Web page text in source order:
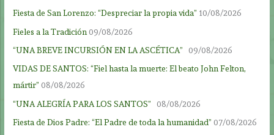
Fiesta de San Lorenzo: “Despreciar la propia vida” 10/08/2026
Fieles a la Tradición 09/08/2026
“UNA BREVE INCURSIÓN EN LA ASCÉTICA”
09/08/2026
VIDAS DE SANTOS: “Fiel hasta la muerte: El beato John Felton,
mártir” 08/08/2026
“UNA ALEGRÍA PARA LOS SANTOS”
08/08/2026
Fiesta de Dios Padre: “El Padre de toda la humanidad” 07/08/2026